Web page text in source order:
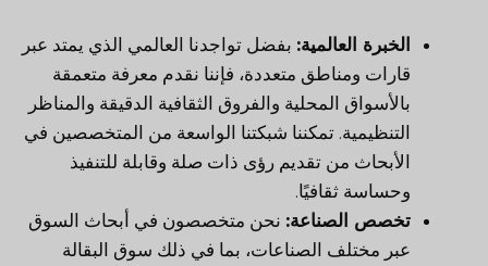
الخبرة العالمية: بفضل تواجدنا العالمي الذي يمتد عبر
قارات ومناطق متعددة، فإننا نقدم معرفة متعمقة
بالأسواق المحلية والفروق الثقافية الدقيقة والمناظر
التنظيمية. تمكننا شبكتنا الواسعة من المتخصصين في
الأبحاث من تقديم رؤى ذات صلة وقابلة للتنفيذ
وحساسة ثقافيًا.
تخصص الصناعة: نحن متخصصون في أبحاث السوق
عبر مختلف الصناعات، بما في ذلك سوق البقالة